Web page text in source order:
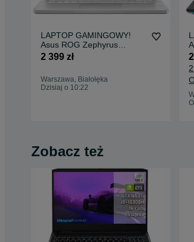
LAPTOP GAMINGOWY!
Asus ROG Zephyrus
RTX2060 Ryzen 7 4800H
2 399 zł
Warszawa, Białołęka
Dzisiaj o 10:22
Zobacz też